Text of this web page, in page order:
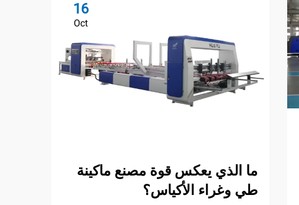
16
Oct
ما الذي يعكس قوة مصنع ماكينة
طي وغراء الأكياس؟